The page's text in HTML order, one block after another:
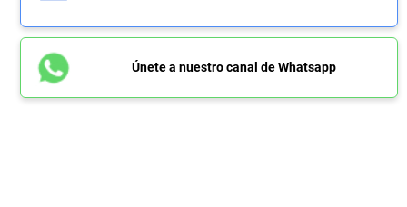
Únete a nuestro canal de Whatsapp